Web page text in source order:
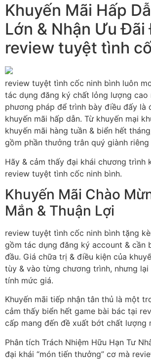
Khuyến Mãi Hấp
Lớn & Nhận Ưu
review tuyệt tình
review tuyệt tình cốc ninh bình luôn
tác dụng đăng ký chất lỏng lượng
phương pháp để trình bày điều đấy
khuyến mãi hấp dẫn. Từ khuyến mại
khuyến mãi hàng tuần & biển hết
gồm phần thưởng trân quý giành
Hãy & cảm thấy đại khái chương trình
review tuyệt tình cốc ninh bình.
Khuyến Mãi Chào
Mắn & Thuận Lợi
review tuyệt tình cốc ninh bình tặng
gồm tác dụng đăng ký account & cần
đầu. Giá chữa trị & điều kiện của
tùy & vào từng chương trình, nhưng
tính mức giá.
Khuyến mãi tiếp nhận tân thủ là một
cảm thấy biển hết game bài bác tại
cấp mang đến đề xuất bớt chất lượng
Phân tích Trách Nhiệm Hữu Hạn Tư
đại khái “món tiến thưởng” cơ mà